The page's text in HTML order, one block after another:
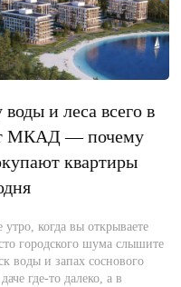
и леса всего в
МКАД — почему
квартиры
утро, когда вы открываете
городского шума слышите
воды и запах соснового
где-то далеко, а в